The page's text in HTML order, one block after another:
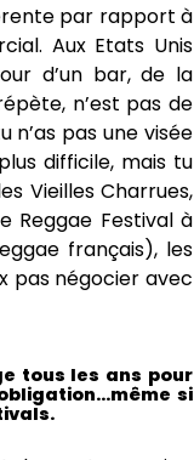
par rapport à
Aux Etats Unis
d’un bar, de la
n’est pas de
pas une visée
difficile, mais tu
Vieilles Charrues,
Reggae Festival à
français), les
pas négocier avec
tous les ans pour
si